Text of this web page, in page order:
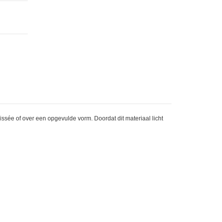
of over een opgevulde vorm. Doordat dit materiaal licht